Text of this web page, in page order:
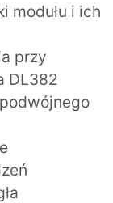
modułu i ich
przy
DL382